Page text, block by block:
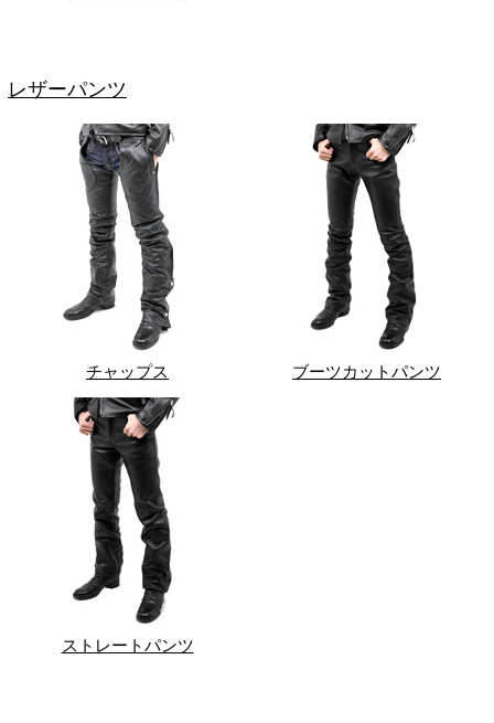
レザーパンツ
チャップス ブーツカットパンツ
ストレートパンツ